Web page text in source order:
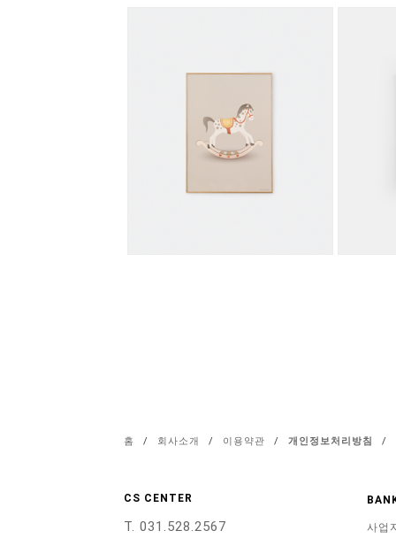
홈 / 회사소개 / 이용약관 / 개인정보처리방침 /
CS CENTER
T. 031.528.2567 사업